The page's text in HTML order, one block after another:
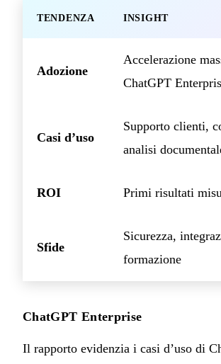
TENDENZA INSIGHT
Adozione
Accelerazione
ChatGPT
Casi d’uso
Supporto clienti,
analisi
ROI Primi risultati
Sfide
Sicurezza,
formazione
ChatGPT Enterprise
Il rapporto evidenzia i casi d’uso di